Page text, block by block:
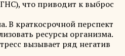
что приводит к выброс
В краткосрочной перспект
ресурсы организма.
вызывает ряд негатив